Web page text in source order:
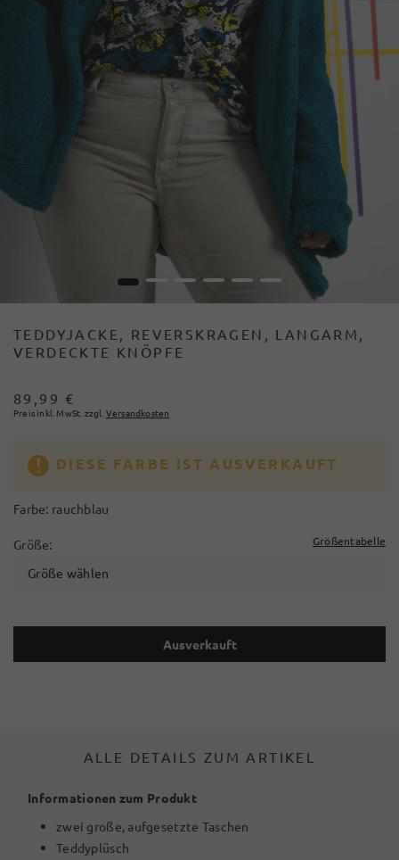
1 2 3 4 5 6
TEDDYJACKE, REVERSKRAGEN, LANGARM,
VERDECKTE KNÖPFE
89,99 €
Preis inkl. MwSt. zzgl. Versandkosten
DIESE FARBE IST AUSVERKAUFT
Farbe: rauchblau
Größe: Größentabelle
Größe wählen
Ausverkauft
ALLE DETAILS ZUM ARTIKEL
Informationen zum Produkt
zwei große, aufgesetzte Taschen
Teddyplüsch